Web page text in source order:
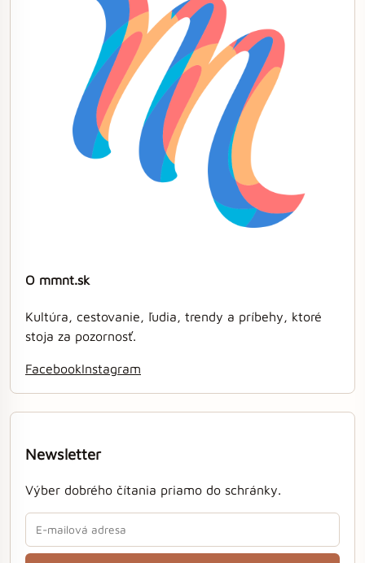
O mmnt.sk
Kultúra, cestovanie, ľudia, trendy a príbehy, ktoré
stoja za pozornosť.
FacebookInstagram
Newsletter
Výber dobrého čítania priamo do schránky.